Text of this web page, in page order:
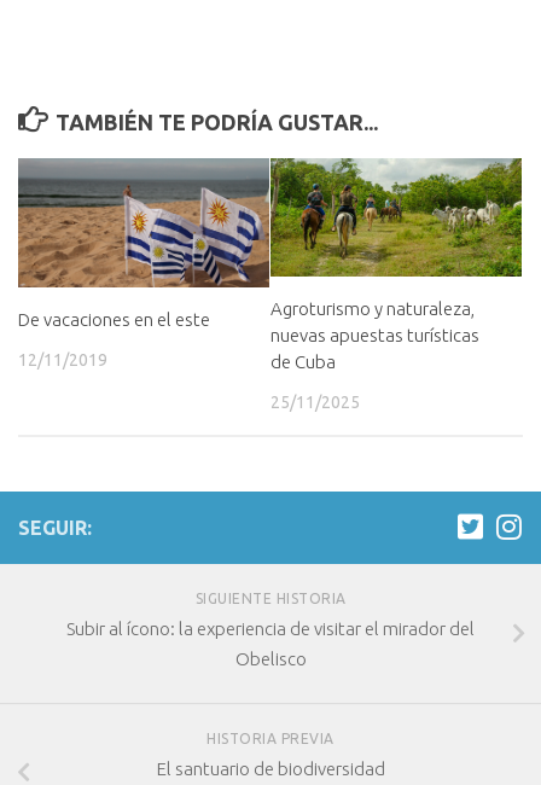
TAMBIÉN TE PODRÍA GUSTAR...
De vacaciones en el este
12/11/2019
Agroturismo y naturaleza,
nuevas apuestas turísticas
de Cuba
25/11/2025
SEGUIR:
SIGUIENTE HISTORIA
Subir al ícono: la experiencia de visitar el mirador del
Obelisco
HISTORIA PREVIA
El santuario de biodiversidad